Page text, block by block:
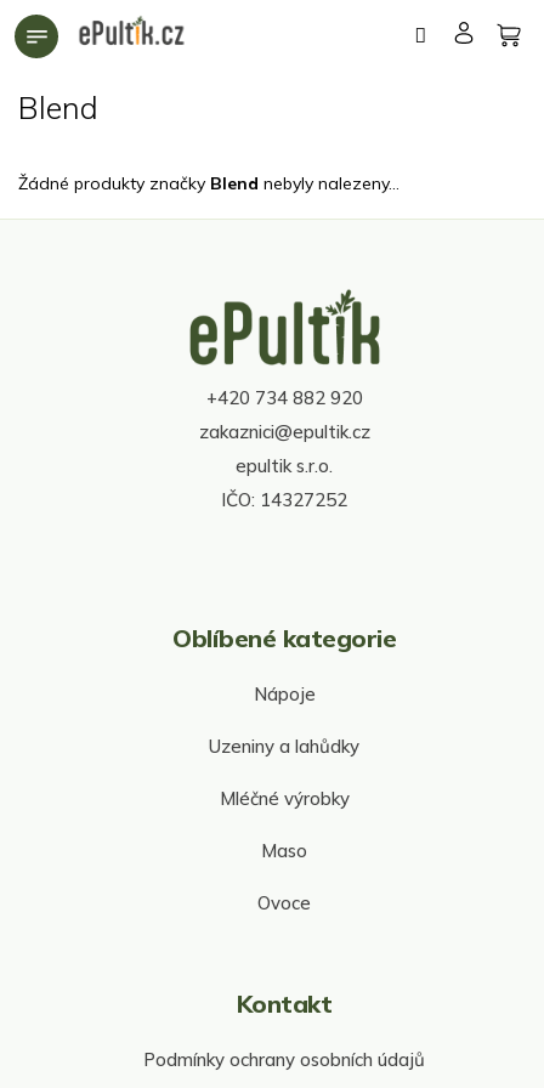
Přejít
na
Blend
Žádné produkty značky Blend nebyly nalezeny...
+420 734 882 920
zakaznici@epultik.cz
epultik s.r.o.
IČO: 14327252
Oblíbené kategorie
Nápoje
Uzeniny a lahůdky
Mléčné výrobky
Maso
Ovoce
Kontakt
Podmínky ochrany osobních údajů